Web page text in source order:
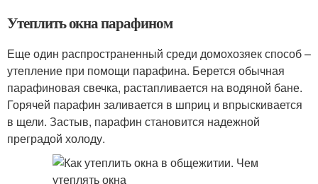
Утеплить окна парафином
Еще один распространенный среди домохозяек способ –
утепление при помощи парафина. Берется обычная
парафиновая свечка, растапливается на водяной бане.
Горячей парафин заливается в шприц и впрыскивается
в щели. Застыв, парафин становится надежной
преградой холоду.